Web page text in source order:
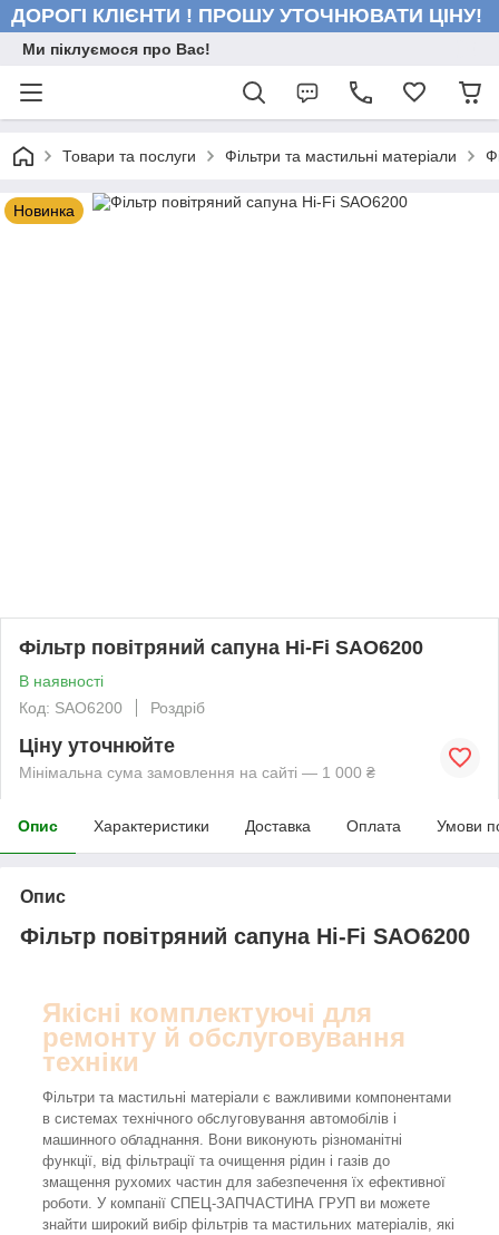
ДОРОГІ КЛІЄНТИ ! ПРОШУ УТОЧНЮВАТИ ЦІНУ!
Ми піклуємося про Вас!
Товари та послуги Фільтри та мастильні матеріали
Новинка
Фільтр повітряний сапуна Hi-Fi SAO6200
В наявності
Код: SAO6200
Роздріб
Ціну уточнюйте
Мінімальна сума замовлення на сайті — 1 000 ₴
Опис Характеристики Доставка Оплата Умови
Опис
Фільтр повітряний сапуна Hi-Fi SAO6200
Якісні комплектуючі для
ремонту й обслуговування
техніки
Фільтри та мастильні матеріали є важливими компонентами
в системах технічного обслуговування автомобілів і
машинного обладнання. Вони виконують різноманітні
функції, від фільтрації та очищення рідин і газів до
змащення рухомих частин для забезпечення їх ефективної
роботи. У компанії СПЕЦ-ЗАПЧАСТИНА ГРУП ви можете
знайти широкий вибір фільтрів та мастильних матеріалів, які